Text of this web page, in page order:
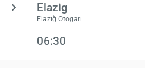
Elazig
Elazığ Otogarı
06:30